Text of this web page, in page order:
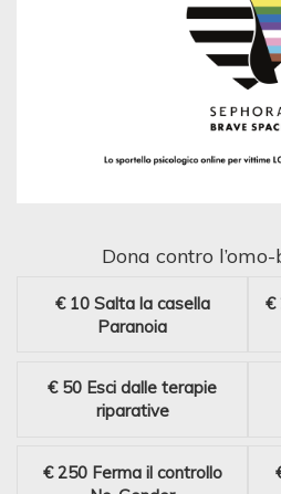
Dona contro
€ 10 Salta la casella
Paranoia
€
€ 50 Esci dalle terapie
riparative
€ 250 Ferma il controllo